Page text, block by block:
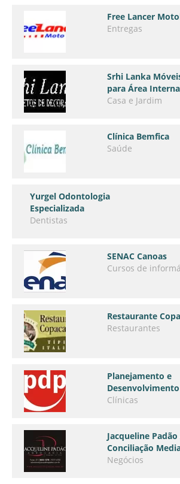
Free Lancer
Entregas
Srhi Lanka
para Área
Casa e Jardim
Clínica Bemfica
Saúde
Yurgel Odontologia
Especializada
Dentistas
SENAC Canoas
Cursos de
Restaurante
Restaurantes
Planejamento e
Clínicas
Jacqueline
Conciliação
Negócios